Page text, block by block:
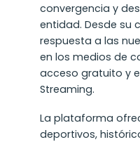
convergencia y
entidad. Desde su
respuesta a las
en los medios de
acceso gratuito y
Streaming.
La plataforma
deportivos,